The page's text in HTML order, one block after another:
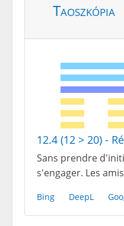
Taoszkópia
12.4 (12 > 20) -
Sans prendre
s'engager. Les
Bing DeepL